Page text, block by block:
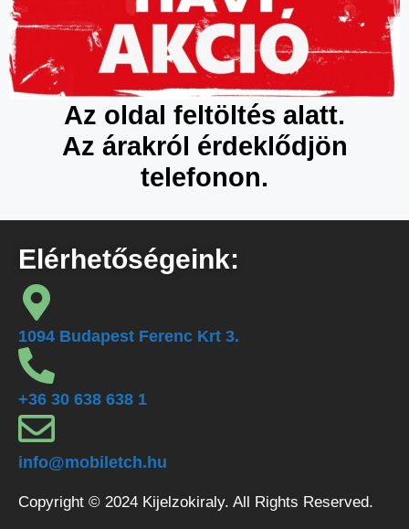
Az oldal feltöltés alatt.
Az árakról érdeklődjön
telefonon.
Elérhetőségeink:
1094 Budapest Ferenc Krt 3.
+36 30 638 638 1
info@mobiletch.hu
Copyright © 2024 Kijelzokiraly. All Rights Reserved.